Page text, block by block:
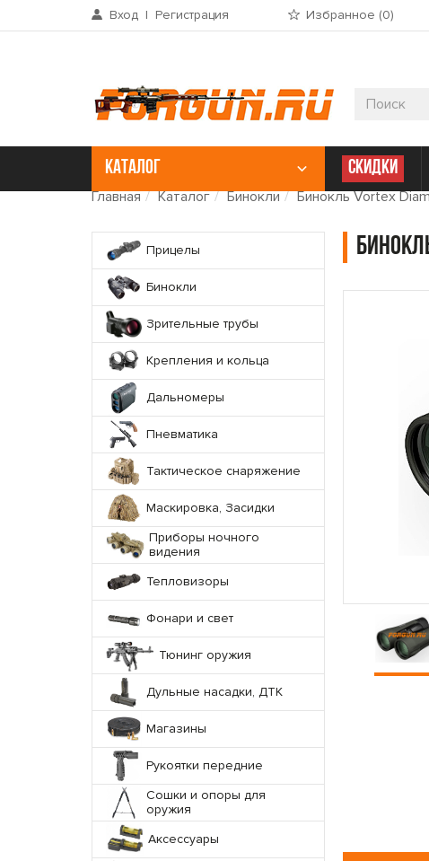
Вход | Регистрация Избранное (0)
КАТАЛОГ СКИДКИ
Главная Каталог Бинокли Бинокль Vortex
Прицелы
Бинокли
Зрительные трубы
Крепления и кольца
Дальномеры
Пневматика
Тактическое снаряжение
Маскировка, Засидки
Приборы ночного
видения
Тепловизоры
Фонари и свет
Тюнинг оружия
Дульные насадки, ДТК
Магазины
Рукоятки передние
Сошки и опоры для
оружия
Аксессуары